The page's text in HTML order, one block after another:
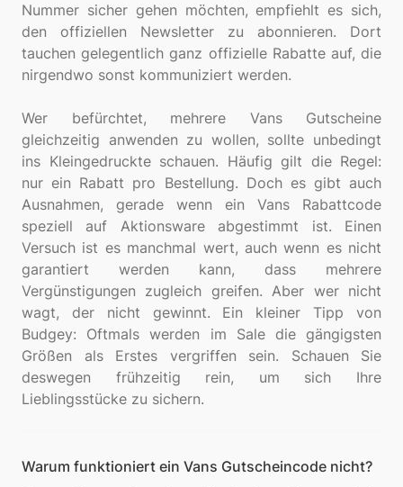
Nummer sicher gehen möchten, empfiehlt es sich,
den offiziellen Newsletter zu abonnieren. Dort
tauchen gelegentlich ganz offizielle Rabatte auf, die
nirgendwo sonst kommuniziert werden.
Wer befürchtet, mehrere Vans Gutscheine
gleichzeitig anwenden zu wollen, sollte unbedingt
ins Kleingedruckte schauen. Häufig gilt die Regel:
nur ein Rabatt pro Bestellung. Doch es gibt auch
Ausnahmen, gerade wenn ein Vans Rabattcode
speziell auf Aktionsware abgestimmt ist. Einen
Versuch ist es manchmal wert, auch wenn es nicht
garantiert werden kann, dass mehrere
Vergünstigungen zugleich greifen. Aber wer nicht
wagt, der nicht gewinnt. Ein kleiner Tipp von
Budgey: Oftmals werden im Sale die gängigsten
Größen als Erstes vergriffen sein. Schauen Sie
deswegen frühzeitig rein, um sich Ihre
Warum funktioniert ein Vans Gutscheincode nicht?